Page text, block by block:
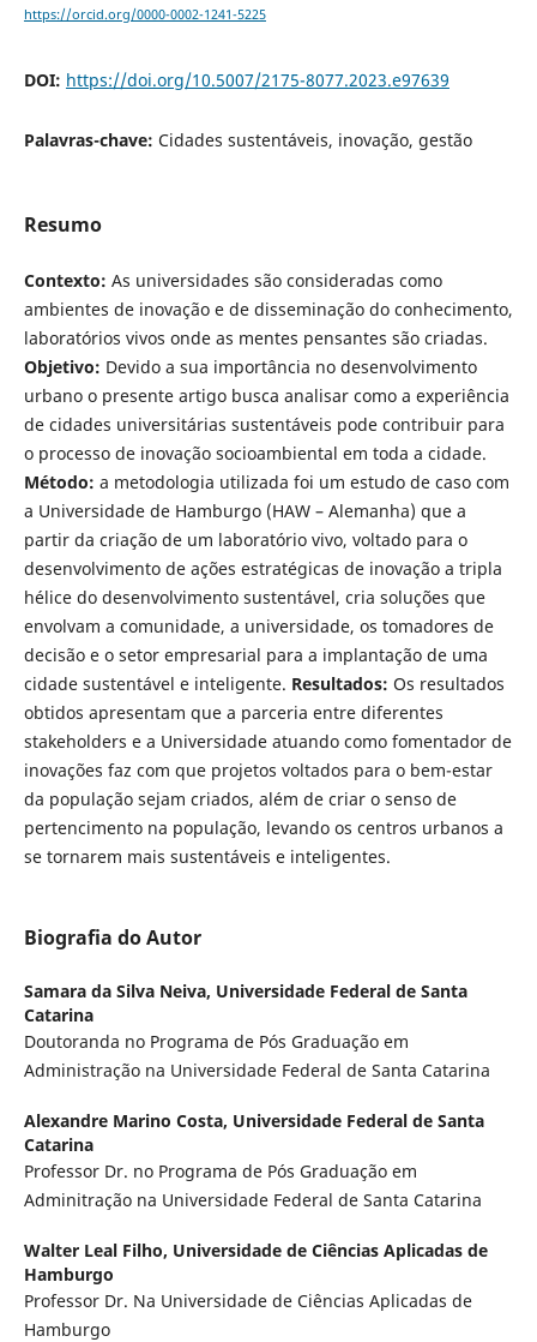
https://orcid.org/0000-0002-1241-5225
DOI: https://doi.org/10.5007/2175-8077.2023.e97639
Palavras-chave: Cidades sustentáveis, inovação, gestão
Resumo
Contexto: As universidades são consideradas como
ambientes de inovação e de disseminação do conhecimento,
laboratórios vivos onde as mentes pensantes são criadas.
Objetivo: Devido a sua importância no desenvolvimento
urbano o presente artigo busca analisar como a experiência
de cidades universitárias sustentáveis pode contribuir para
o processo de inovação socioambiental em toda a cidade.
Método: a metodologia utilizada foi um estudo de caso com
a Universidade de Hamburgo (HAW – Alemanha) que a
partir da criação de um laboratório vivo, voltado para o
desenvolvimento de ações estratégicas de inovação a tripla
hélice do desenvolvimento sustentável, cria soluções que
envolvam a comunidade, a universidade, os tomadores de
decisão e o setor empresarial para a implantação de uma
cidade sustentável e inteligente. Resultados: Os resultados
obtidos apresentam que a parceria entre diferentes
stakeholders e a Universidade atuando como fomentador de
inovações faz com que projetos voltados para o bem-estar
da população sejam criados, além de criar o senso de
pertencimento na população, levando os centros urbanos a
se tornarem mais sustentáveis e inteligentes.
Biografia do Autor
Samara da Silva Neiva, Universidade Federal de Santa
Catarina
Doutoranda no Programa de Pós Graduação em
Administração na Universidade Federal de Santa Catarina
Alexandre Marino Costa, Universidade Federal de Santa
Catarina
Professor Dr. no Programa de Pós Graduação em
Adminitração na Universidade Federal de Santa Catarina
Walter Leal Filho, Universidade de Ciências Aplicadas de
Hamburgo
Professor Dr. Na Universidade de Ciências Aplicadas de
Hamburgo